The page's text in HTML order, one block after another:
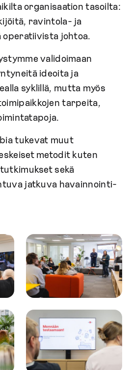
organisaation tasoilta:
ravintola- ja
operatiivista johtoa.
validoimaan
ideoita ja
syklillä, mutta myös
tarpeita,
tukevat muut
metodit kuten
sekä
jatkuva havainnointi-